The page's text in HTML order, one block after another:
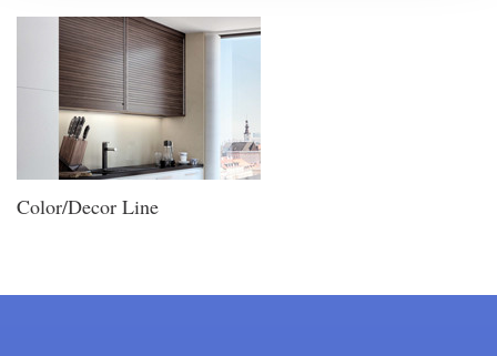
Color/Decor Line